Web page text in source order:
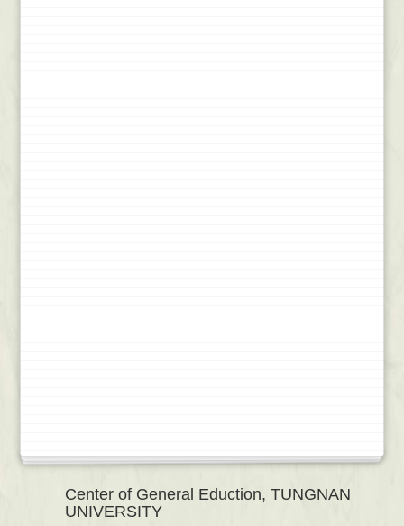
Center of General Eduction, TUNGNAN
UNIVERSITY